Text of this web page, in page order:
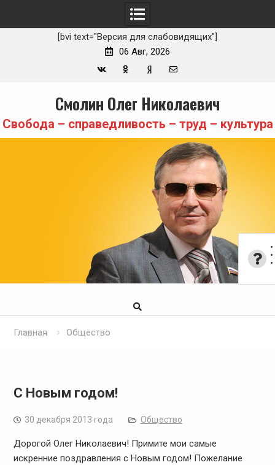
[bvi text="Версия для слабовидящих"]
06 Авг, 2026
Zen
mail
content
Смолин Олег Николаевич
Свобода – справедливость – труд – культура
Главная Общество
С Новым годом!
30 декабря 2013 года Общество
Дорогой Олег Николаевич! Примите мои самые
искренние поздравления с Новым годом! Пожелание